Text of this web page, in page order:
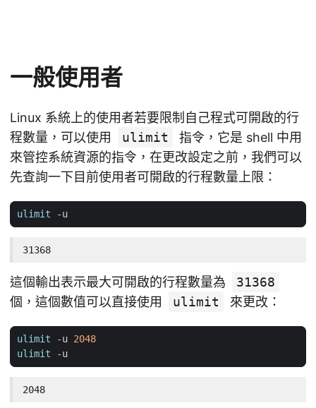
一般使用者
Linux 系統上的使用者若要限制自己程式可開啟的行
程數量，可以使用
ulimit
指令，它是 shell 中用
來管控系統資源的指令，在更改設定之前，我們可以
先查詢一下目前使用者可開啟的行程數量上限：
ulimit
31368
這個輸出表示最大可開啟的行程數量為
31368
個，這個數值可以直接使用
ulimit 來更改：
ulimit -u 2048
ulimit
2048